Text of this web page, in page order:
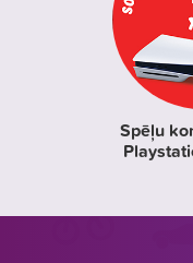
Spēļu